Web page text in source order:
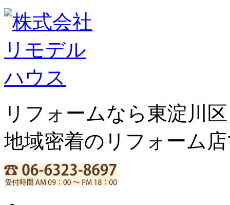
リフォームなら東淀
地域密着のリフォーム